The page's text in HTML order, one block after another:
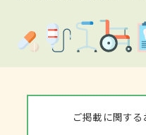
ご掲載に関す